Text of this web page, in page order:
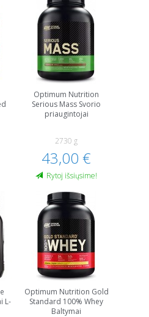
Optimum Nutrition
Serious Mass Svorio
priaugintojai
2730 g
43,00 €
Rytoj išsiųsime!
L-
Optimum Nutrition Gold
Standard 100% Whey
Baltymai